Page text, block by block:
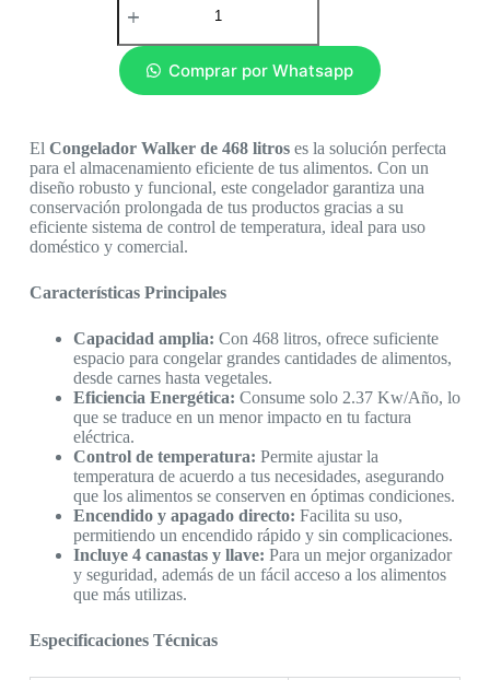
Comprar por Whatsapp
El Congelador Walker de 468 litroses la solución perfecta
para el almacenamiento eficiente de tus alimentos. Con un
diseño robusto y funcional, este congelador garantiza una
conservación prolongada de tus productos gracias a su
eficiente sistema de control de temperatura, ideal para uso
doméstico y comercial.
Características Principales
Capacidad amplia: Con 468 litros, ofrece suficiente
espacio para congelar grandes cantidades de alimentos,
desde carnes hasta vegetales.
Eficiencia Energética: Consume solo 2.37 Kw/Año, lo
que se traduce en un menor impacto en tu factura
eléctrica.
Control de temperatura: Permite ajustar la
temperatura de acuerdo a tus necesidades, asegurando
que los alimentos se conserven en óptimas condiciones.
Encendido y apagado directo: Facilita su uso,
permitiendo un encendido rápido y sin complicaciones.
Incluye 4 canastas y llave: Para un mejor organizador
y seguridad, además de un fácil acceso a los alimentos
que más utilizas.
Especificaciones Técnicas